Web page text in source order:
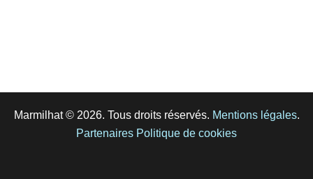
Marmilhat © 2026. Tous droits réservés. Mentions légales.
Partenaires Politique de cookies